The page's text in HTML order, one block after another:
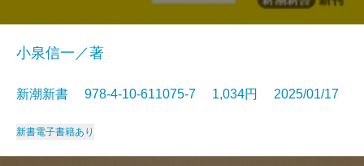
小泉信一／著
新潮新書 978-4-10-611075-7 1,034円 2025/01/17
新書電子書籍あり